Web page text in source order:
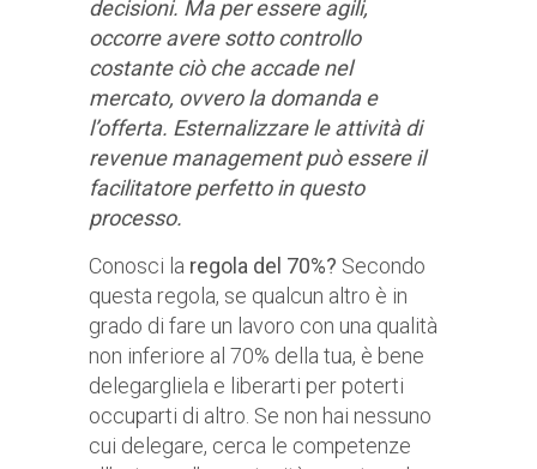
decisioni. Ma per essere agili,
occorre avere sotto controllo
costante ciò che accade nel
mercato, ovvero la domanda e
l’offerta. Esternalizzare le attività di
revenue management può essere il
facilitatore perfetto in questo
processo.
Conosci la regola del 70%? Secondo
questa regola, se qualcun altro è in
grado di fare un lavoro con una qualità
non inferiore al 70% della tua, è bene
delegargliela e liberarti per poterti
occuparti di altro. Se non hai nessuno
cui delegare, cerca le competenze